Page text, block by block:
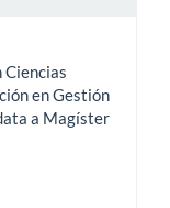
Ciencias
en Gestión
a Magíster